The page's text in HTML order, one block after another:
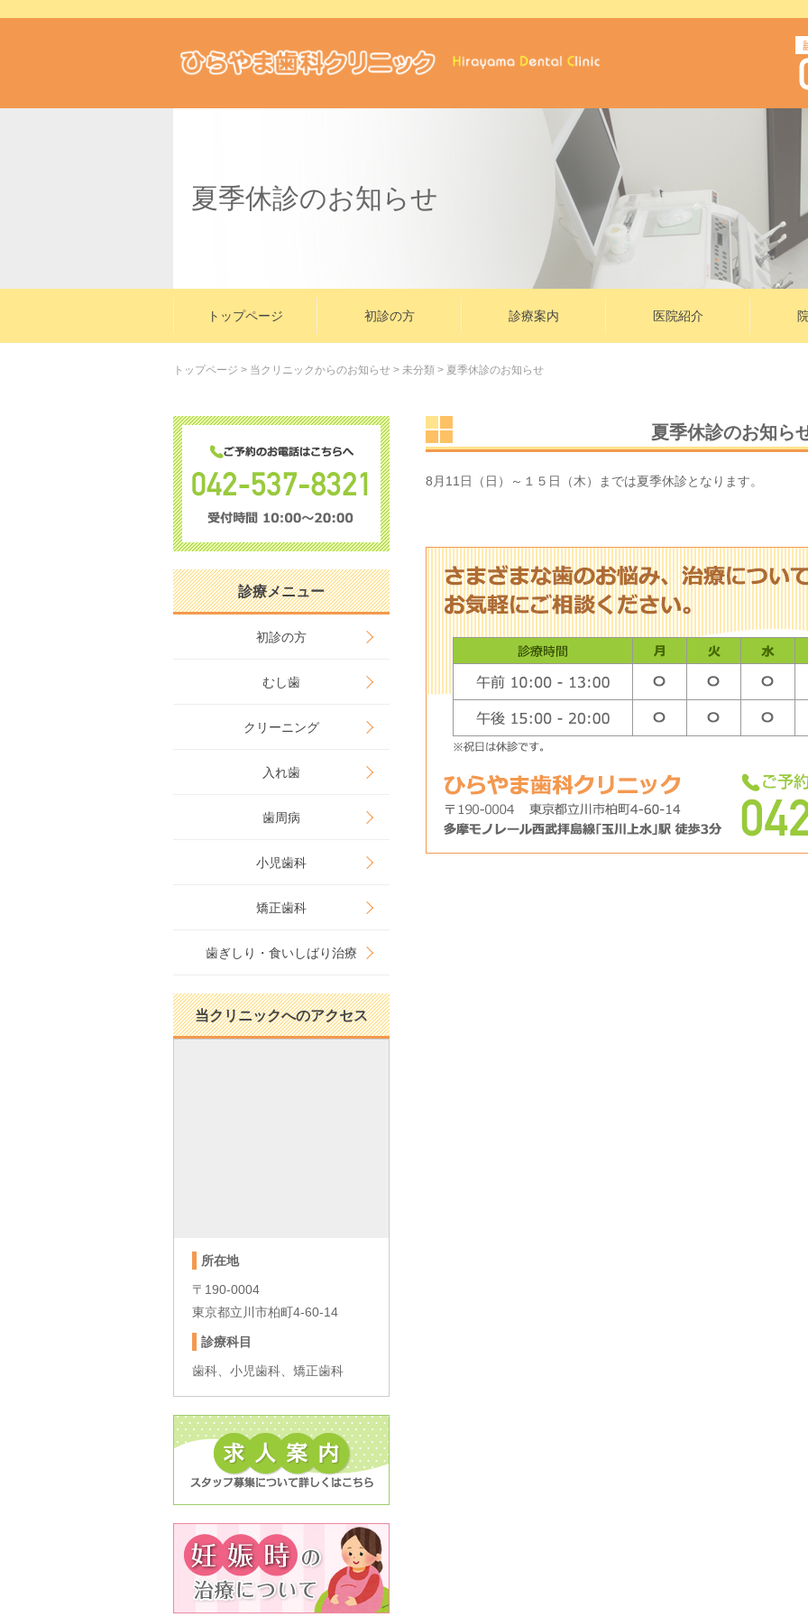
夏季休診のお知らせ
トップページ 初診の方 診療案内 医院紹介
トップページ > 当クリニックからのお知らせ > 未分類 > 夏季休診のお知らせ
夏季休診のお知ら
8月11日（日）～１５日（木）までは夏季休診となります。
診療メニュー
初診の方
むし歯
クリーニング
入れ歯
歯周病
小児歯科
矯正歯科
歯ぎしり・食いしばり治療
当クリニックへのアクセス
所在地
〒190-0004
東京都立川市柏町4-60-14
診療科目
歯科、小児歯科、矯正歯科